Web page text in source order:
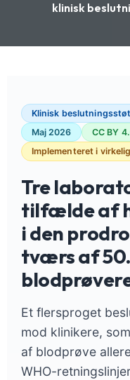
klinisk
Klinisk
Maj 2026
CC BY
Implementeret i
Tre
tilfælde af
i den
tværs af
Et flersproget
mod klinikere,
af blodprøve
WHO-